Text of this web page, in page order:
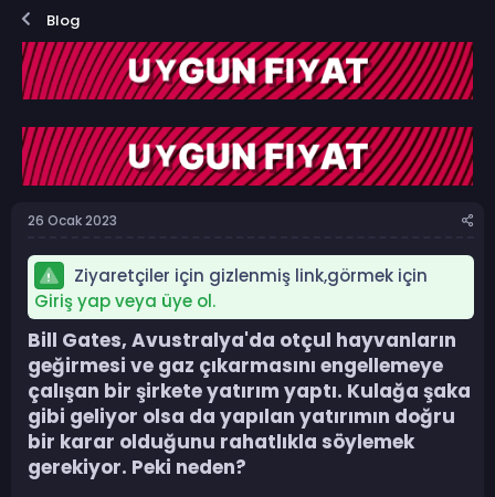
o
n
b
u
y
b
a
ş
l
t
l
a
n
ı
ç
t
a
i
i
Blog
26 Ocak 2023
Ziyaretçiler için gizlenmiş link,görmek için
Giriş yap veya üye ol.
Bill Gates, Avustralya'da otçul hayvanların
geğirmesi ve gaz çıkarmasını engellemeye
çalışan bir şirkete yatırım yaptı. Kulağa şaka
gibi geliyor olsa da yapılan yatırımın doğru
bir karar olduğunu rahatlıkla söylemek
gerekiyor. Peki neden?​